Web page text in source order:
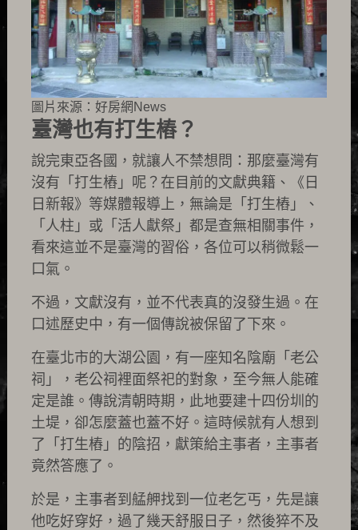
圖片來源：好房網News
臺灣也有打生樁？
說完東亞各國，就讓人不禁想問：那麼臺灣有
沒有「打生樁」呢？在目前的文獻典籍、《日
日新報》等媒體報導上，無論是「打生樁」、
「人柱」或「活人獻祭」都是查無相關事件，
看來這並不是臺灣的習俗，各位可以稍微鬆一
口氣。
不過，文獻沒有，並不代表真的沒發生過。在
口述歷史中，有一個傳說被保留了下來。
在臺北市的大湖公園，有一座知名陰廟「老公
祠」，老公祠裡面祭祀的對象，至今無人能確
定是誰。傳說清朝時期，此地要建十四份圳的
土堤，卻怎麼蓋也蓋不好。這時候就有人想到
了「打生樁」的陰招，獻策給主事者，主事者
竟然答應了。
於是，主事者到艋舺找到一位老乞丐，先是讓
他吃好穿好，過了幾天舒服日子，然後猝不及